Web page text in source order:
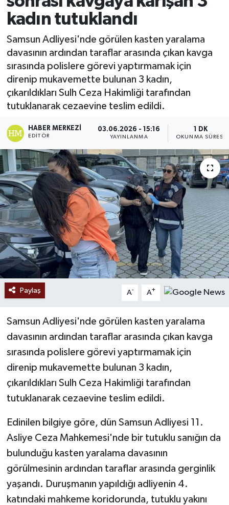
kadın tutuklandı
Samsun Adliyesi'nde görülen kasten yaralama
davasının ardından taraflar arasında çıkan kavga
sırasında polislere görevi yaptırmamak için
direnip mukavemette bulunan 3 kadın,
çıkarıldıkları Sulh Ceza Hakimliği tarafından
tutuklanarak cezaevine teslim edildi.
HABER MERKEZI
EDITÖR
03.06.2026 - 15:16
YAYINLANMA
1 DK
OKUNMA SÜRESI
Paylaş A- A+
Samsun Adliyesi'nde görülen kasten yaralama
davasının ardından taraflar arasında çıkan kavga
sırasında polislere görevi yaptırmamak için
direnip mukavemette bulunan 3 kadın,
çıkarıldıkları Sulh Ceza Hakimliği tarafından
tutuklanarak cezaevine teslim edildi.
Edinilen bilgiye göre, dün Samsun Adliyesi 11.
Asliye Ceza Mahkemesi'nde bir tutuklu sanığın da
bulunduğu kasten yaralama davasının
görülmesinin ardından taraflar arasında gerginlik
yaşandı. Duruşmanın yapıldığı adliyenin 4.
katındaki mahkeme koridorunda, tutuklu yakını
Ekonomi
Sağlık
Tokat Haber